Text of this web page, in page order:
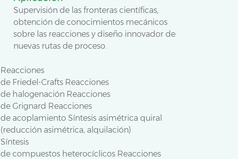
Supervisión de las fronteras científicas,
obtención de conocimientos mecánicos
sobre las reacciones y diseño innovador de
nuevas rutas de proceso.
Reacciones
de Friedel-Crafts Reacciones
de halogenación Reacciones
de Grignard Reacciones
de acoplamiento Síntesis asimétrica quiral
(reducción asimétrica, alquilación)
Síntesis
de compuestos heterocíclicos Reacciones